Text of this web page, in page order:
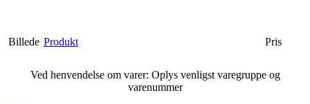
Billede Produkt Pris
Ved henvendelse om varer: Oplys venligst varegruppe og
varenummer